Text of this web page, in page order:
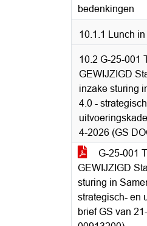
bedenkingen
10.1.1 Lunch
10.2 G-25-001
GEWIJZIGD
inzake sturing
4.0 -
4-2026 (GS
G-25-001
GEWIJZIGD
sturing in
strategisch- en
brief GS van